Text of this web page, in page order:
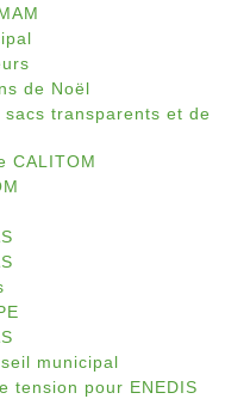
de Noël
transparents et de
CALITOM
municipal
tension pour ENEDIS